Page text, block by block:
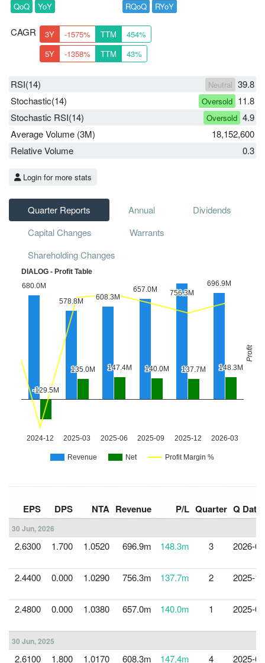
QoQ YoY RQoQ RYoY
CAGR 3Y -1575% TTM
454%
5Y
-1358% TTM 43%
RSI(14) Neutral 39.8
Stochastic(14)
Oversold 11.8
Stochastic RSI(14)
Oversold 4.9
Average Volume (3M)
18,152,600
Relative Volume
0.3
Login for more stats
Quarter Reports Annual
Dividends
Capital Changes
Warrants
Shareholding Changes
EPS DPS NTA Revenue P/L Quarter Q Date
30 Jun, 2026
2.6300 1.700 1.0520 696.9m 148.3m 3 2026-
2.4400 0.000 1.0290 756.3m 137.7m 2 2025-
2.4800 0.000 1.0380 657.0m 140.0m 1 2025-
30 Jun, 2025
2.6100 1.800 1.0170 608.3m 147.4m 4 2025-